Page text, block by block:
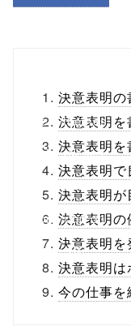
ml/wp-
content/themes
/tapbiz_theme/
parts/sns-
buttons.php on
line10
/1018456"
決意表明の
決意表明
決意表明を
決意表明
決意表明が
決意表明の
決意表明
決意表明は
今の仕事を